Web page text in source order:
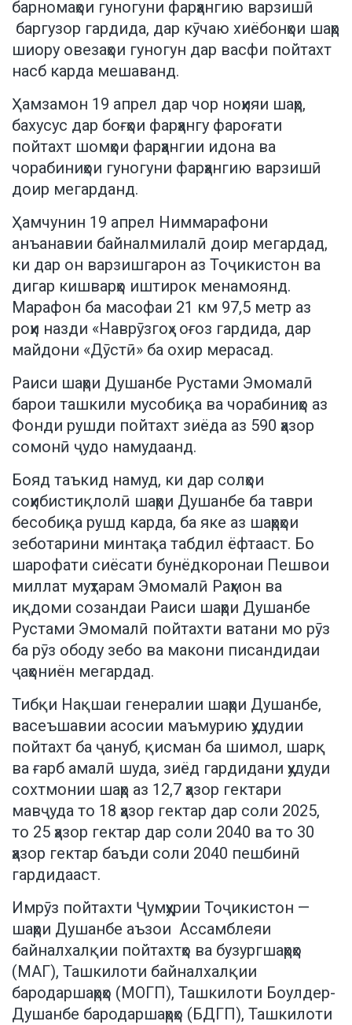
барномаҳои гуногуни фарҳангию варзишӣ
баргузор гардида, дар кӯчаю хиёбонҳои шаҳр
шиору овезаҳои гуногун дар васфи пойтахт
насб карда мешаванд.
Ҳамзамон 19 апрел дар чор ноҳияи шаҳр,
бахусус дар боғҳои фарҳангу фароғати
пойтахт шомҳои фарҳангии идона ва
чорабиниҳои гуногуни фарҳангию варзишӣ
доир мегарданд.
Ҳамчунин 19 апрел Ниммарафони
анъанавии байналмилалӣ доир мегардад,
ки дар он варзишгарон аз Тоҷикистон ва
дигар кишварҳо иштирок менамоянд.
Марафон ба масофаи 21 км 97,5 метр аз
роҳи назди «Наврӯзгоҳ» оғоз гардида, дар
майдони «Дӯстӣ» ба охир мерасад.
Раиси шаҳри Душанбе Рустами Эмомалӣ
барои ташкили мусобиқа ва чорабиниҳо аз
Фонди рушди пойтахт зиёда аз 590 ҳазор
сомонӣ ҷудо намудаанд.
Бояд таъкид намуд, ки дар солҳои
соҳибистиқлолӣ шаҳри Душанбе ба таври
бесобиқа рушд карда, ба яке аз шаҳрҳои
зеботарини минтақа табдил ёфтааст. Бо
шарофати сиёсати бунёдкоронаи Пешвои
миллат муҳтарам Эмомалӣ Раҳмон ва
иқдоми созандаи Раиси шаҳри Душанбе
Рустами Эмомалӣ пойтахти ватани мо рӯз
ба рӯз ободу зебо ва макони писандидаи
ҷаҳониён мегардад.
Тибқи Нақшаи генералии шаҳри Душанбе,
васеъшавии асосии маъмурию ҳудудии
пойтахт ба ҷануб, қисман ба шимол, шарқ
ва ғарб амалӣ шуда, зиёд гардидани ҳудуди
сохтмонии шаҳр аз 12,7 ҳазор гектари
мавҷуда то 18 ҳазор гектар дар соли 2025,
то 25 ҳазор гектар дар соли 2040 ва то 30
ҳазор гектар баъди соли 2040 пешбинӣ
гардидааст.
Имрӯз пойтахти Ҷумҳурии Тоҷикистон —
шаҳри Душанбе аъзои Ассамблеяи
байналхалқии пойтахтҳо ва бузургшаҳрҳо
(МАГ), Ташкилоти байналхалқии
бародаршаҳрҳо (МОГП), Ташкилоти Боулдер-
Душанбе бародаршаҳрҳо (БДГП), Ташкилоти